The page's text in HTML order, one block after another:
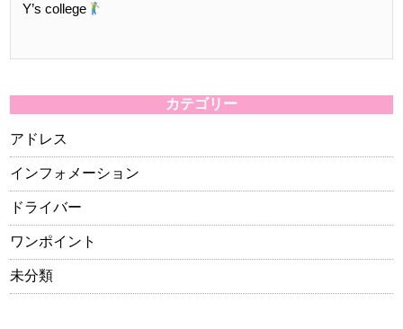
Y’s college
カテゴリー
アドレス
インフォメーション
ドライバー
ワンポイント
未分類